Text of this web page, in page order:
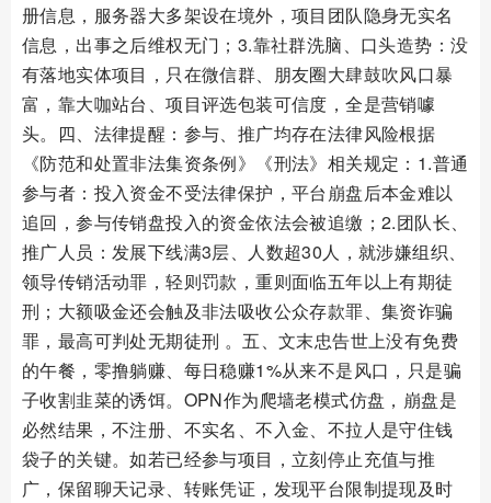
册信息，服务器大多架设在境外，项目团队隐身无实名
信息，出事之后维权无门；3.靠社群洗脑、口头造势：没
有落地实体项目，只在微信群、朋友圈大肆鼓吹风口暴
富，靠大咖站台、项目评选包装可信度，全是营销噱
头。四、法律提醒：参与、推广均存在法律风险根据
《防范和处置非法集资条例》《刑法》相关规定：1.普通
参与者：投入资金不受法律保护，平台崩盘后本金难以
追回，参与传销盘投入的资金依法会被追缴；2.团队长、
推广人员：发展下线满3层、人数超30人，就涉嫌组织、
领导传销活动罪，轻则罚款，重则面临五年以上有期徒
刑；大额吸金还会触及非法吸收公众存款罪、集资诈骗
罪，最高可判处无期徒刑 。五、文末忠告世上没有免费
的午餐，零撸躺赚、每日稳赚1%从来不是风口，只是骗
子收割韭菜的诱饵。OPN作为爬墙老模式仿盘，崩盘是
必然结果，不注册、不实名、不入金、不拉人是守住钱
袋子的关键。如若已经参与项目，立刻停止充值与推
广，保留聊天记录、转账凭证，发现平台限制提现及时